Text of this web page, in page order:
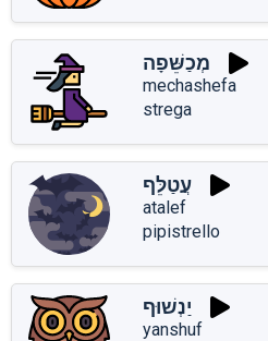
מְכַשֵּׁפָה
mechashefa
strega
עֲטַלֵּף
atalef
pipistrello
יַנְשׁוּף
yanshuf